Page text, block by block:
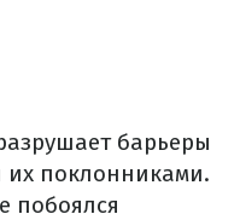
барьеры
их поклонниками.
побоялся